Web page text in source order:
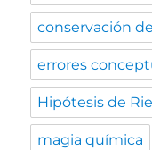
conservación
errores
Hipótesis de
magia química